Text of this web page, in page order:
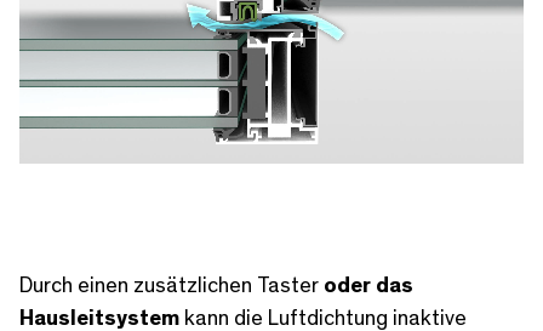
Durch einen zusätzlichen Taster oder das
Hausleitsystem kann die Luftdichtung inaktive